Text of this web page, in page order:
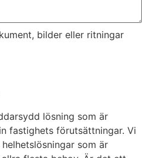
bilder eller ritningar
lösning som är
fastighets förutsättningar. Vi
som är